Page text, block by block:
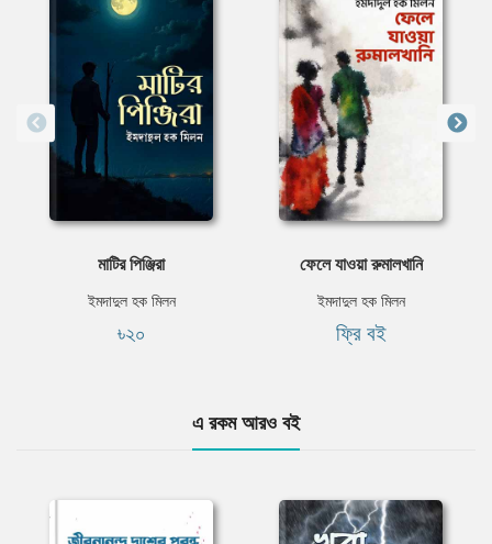
মাটির পিঞ্জিরা
ইমদাদুল হক মিলন
৳২০
ফেলে যাওয়া রুমালখানি
ইমদাদুল হক মিলন
ফ্রি বই
এ রকম আরও বই